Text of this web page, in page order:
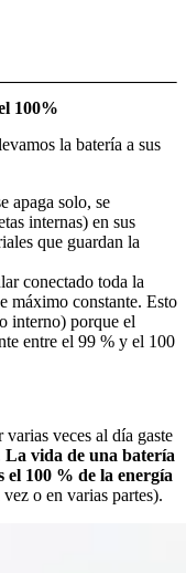
100%
la batería a sus
apaga solo, se
internas) en sus
que guardan la
conectado toda la
máximo constante. Esto
interno) porque el
entre el 99 % y el 100
veces al día gaste
La vida de una batería
el 100 % de la energía
o en varias partes).